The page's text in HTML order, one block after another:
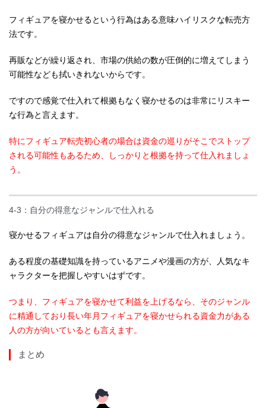
フィギュアを寝かせるという行為はある意味ハイリスクな転売方
法です。
再販などが繰り返され、市場の供給の数が圧倒的に増えてしまう
可能性なども拭いきれないからです。
ですので感覚で仕入れて根拠もなく寝かせるのは非常にリスキー
な行為と言えます。
特にフィギュア転売初心者の場合は資金の巡りがそこでストップ
される可能性もあるため、しっかりと根拠を持って仕入れましょ
う。
4-3：自分の得意なジャンルで仕入れる
寝かせるフィギュアは自分の得意なジャンルで仕入れましょう。
ある程度の基礎知識を持っているアニメや漫画の方が、人気なキ
ャラクターを把握しやすいはずです。
つまり、フィギュアを寝かせて利益を上げるなら、そのジャンル
に精通しており長い年月フィギュアを寝かせられる資金力がある
人の方が向いているとも言えます。
まとめ